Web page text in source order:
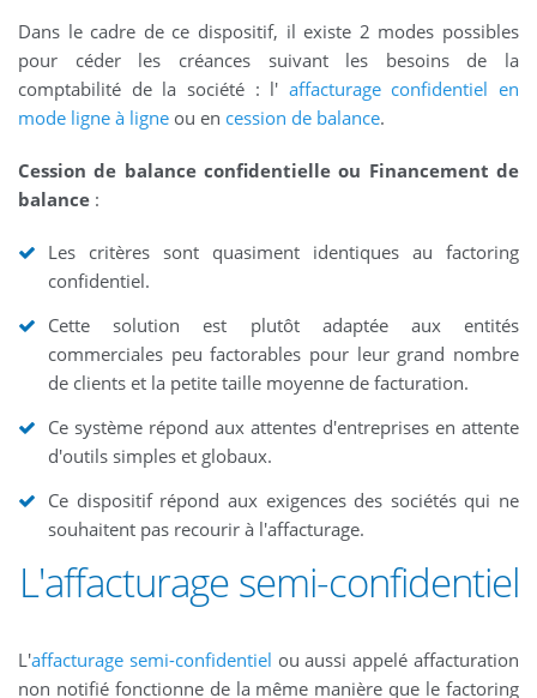
Dans le cadre de ce dispositif, il existe 2 modes possibles
pour céder les créances suivant les besoins de la
comptabilité de la société : l' affacturage confidentiel en
mode ligne à ligne ou en cession de balance.
Cession de balance confidentielle ou Financement de
balance :
Les critères sont quasiment identiques au factoring
confidentiel.
Cette solution est plutôt adaptée aux entités
commerciales peu factorables pour leur grand nombre
de clients et la petite taille moyenne de facturation.
Ce système répond aux attentes d'entreprises en attente
d'outils simples et globaux.
Ce dispositif répond aux exigences des sociétés qui ne
souhaitent pas recourir à l'affacturage.
L'affacturage semi-confidentiel
L'affacturage semi-confidentiel ou aussi appelé affacturation
non notifié fonctionne de la même manière que le factoring